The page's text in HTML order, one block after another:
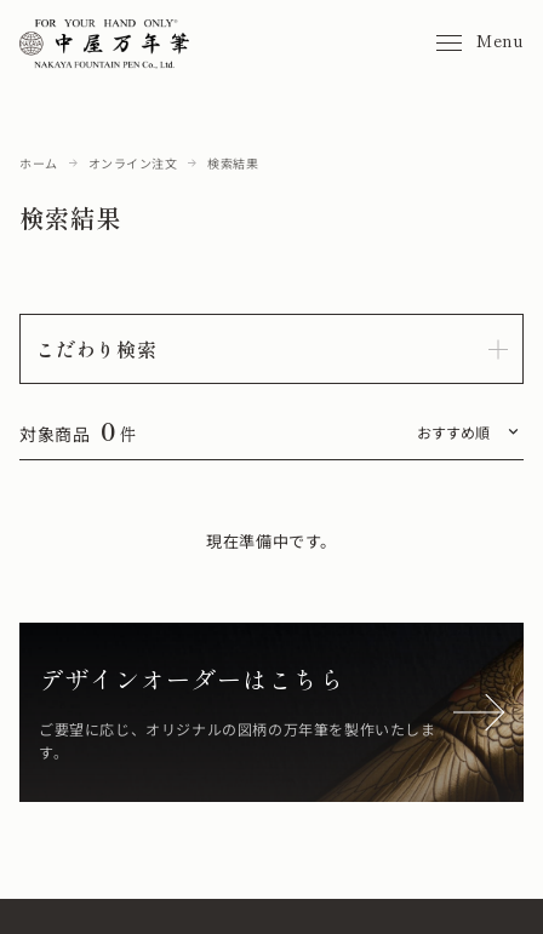
Menu
ホーム オンライン注文 検索結果
検索結果
こだわり検索
対象商品 0 件
現在準備中です。
デザインオーダーはこちら
ご要望に応じ、オリジナルの図柄の万年筆を製作いたしま
す。